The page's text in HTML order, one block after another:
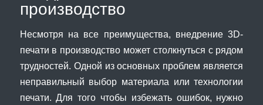
производство
Несмотря на все преимущества, внедрение 3D-
печати в производство может столкнуться с рядом
трудностей. Одной из основных проблем является
неправильный выбор материала или технологии
печати. Для того чтобы избежать ошибок, нужно